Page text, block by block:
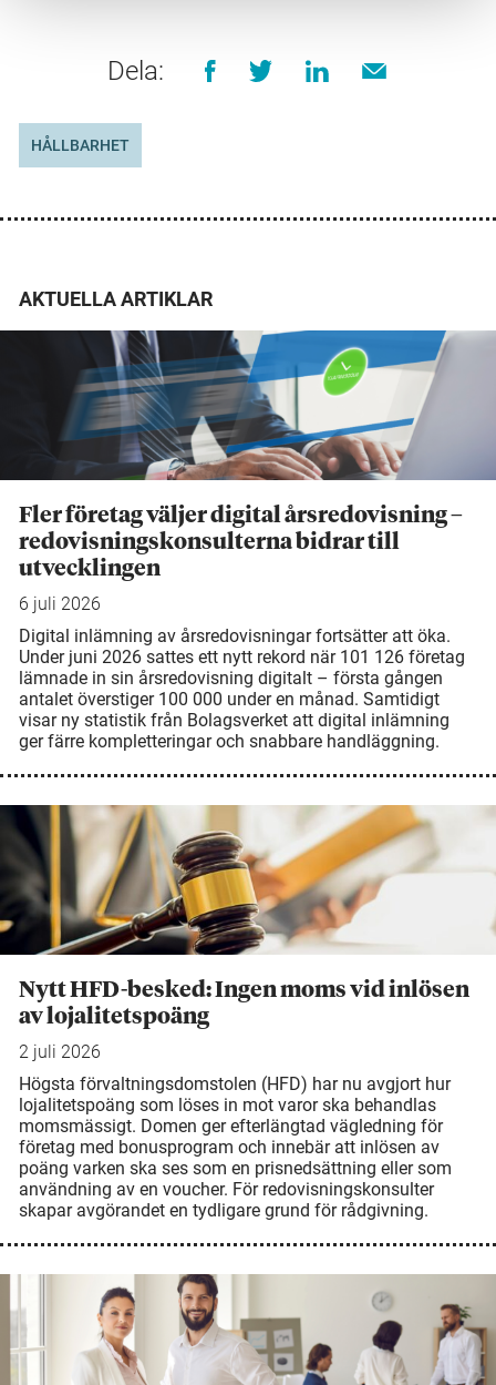
Dela:
HÅLLBARHET
AKTUELLA ARTIKLAR
Fler företag väljer digital årsredovisning –
redovisningskonsulterna bidrar till
utvecklingen
6 juli 2026
Digital inlämning av årsredovisningar fortsätter att öka.
Under juni 2026 sattes ett nytt rekord när 101 126 företag
lämnade in sin årsredovisning digitalt – första gången
antalet överstiger 100 000 under en månad. Samtidigt
visar ny statistik från Bolagsverket att digital inlämning
ger färre kompletteringar och snabbare handläggning.
Nytt HFD-besked: Ingen moms vid inlösen
av lojalitetspoäng
2 juli 2026
Högsta förvaltningsdomstolen (HFD) har nu avgjort hur
lojalitetspoäng som löses in mot varor ska behandlas
momsmässigt. Domen ger efterlängtad vägledning för
företag med bonusprogram och innebär att inlösen av
poäng varken ska ses som en prisnedsättning eller som
användning av en voucher. För redovisningskonsulter
skapar avgörandet en tydligare grund för rådgivning.